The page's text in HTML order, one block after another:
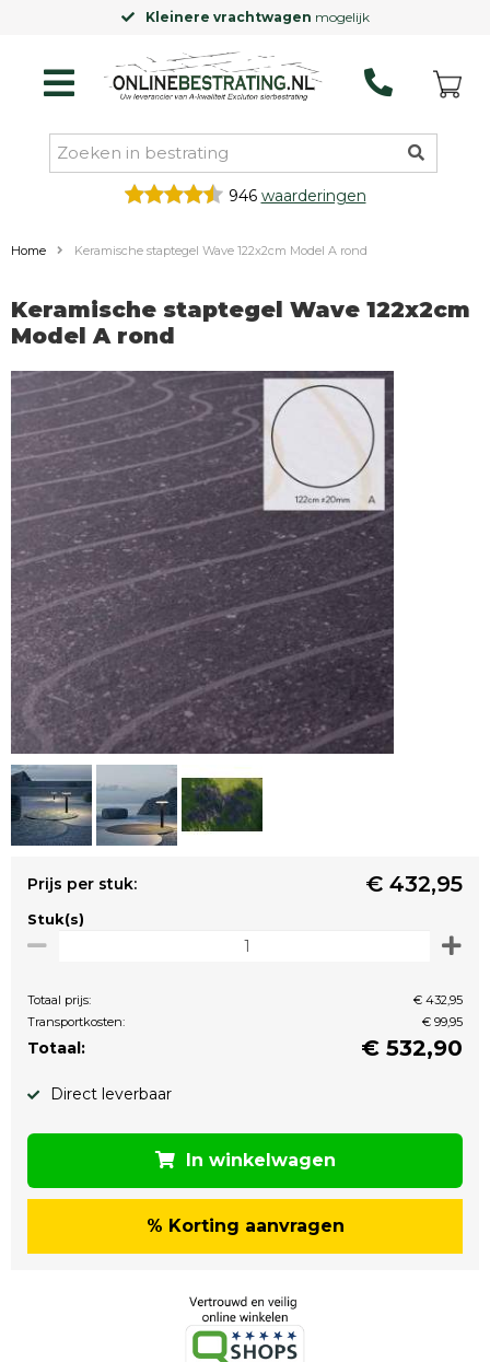
Kleinere vrachtwagen mogelijk
946 waarderingen
Home Keramische staptegel Wave 122x2cm Model A rond
Keramische staptegel Wave 122x2cm
Model A rond
Prijs per stuk: € 432,95
Stuk(s)
Totaal prijs:
€ 432,95
Transportkosten:
€ 99,95
Totaal: € 532,90
Direct leverbaar
In winkelwagen
% Korting aanvragen